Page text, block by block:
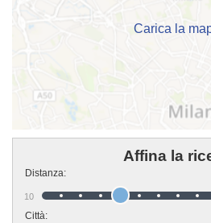
Carica la
Affina la
Distanza:
10
Città: